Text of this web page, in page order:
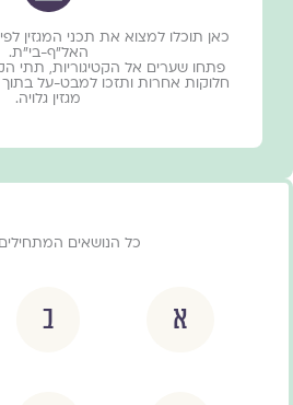
כאן תוכלו למצוא את תכני המגזין
האל״ף-בי״ת.
פתחו שערים אל הקטיגוריות, תתי
חלוקות אחרות ותזכו למבט-על
מגזין גלויה.
כל הנושאים
א ב